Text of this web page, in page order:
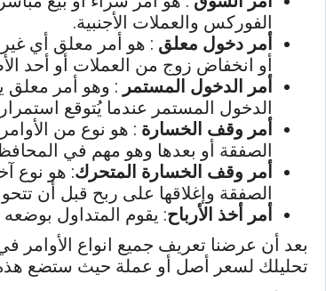
الفوركس والعملات الأجنبية.
أمر دخول معلق : هو أمر معلق أي
أو انخفاض زوج من العملات أو أحد
أمر الدخول المستمر : وهو أمر معلق
الدخول المستمر عندما يُتوقع
أمر وقف الخسارة : هو نوع من
الصفقة أو بعدها وهو مهم في
أمر وقف الخسارة المتحرك: هو نوع
الصفقة وإغلاقها على ربح قبل أن
أمر أخذ الأرباح: يقوم المتداول
بعد أن عرضنا تعريف جميع انواع
تحليلك لسعر أصل أو عملة حيث ستضع هذه